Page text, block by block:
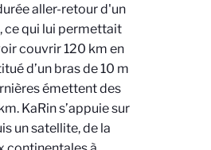
aller-retour d'un
ce qui lui permettait
couvrir 120 km en
d’un bras de 10 m
émettent des
KaRin s’appuie sur
un satellite, de la